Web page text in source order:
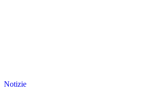
Notizie